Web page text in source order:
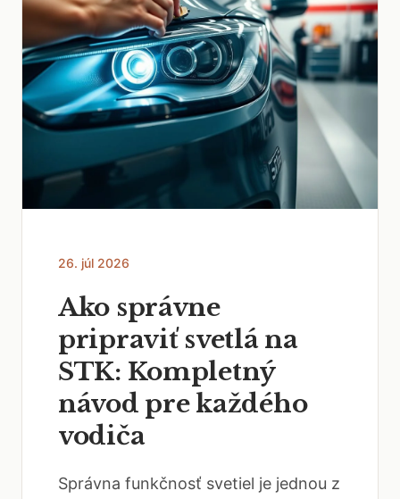
26. júl 2026
Ako správne
pripraviť svetlá na
STK: Kompletný
návod pre každého
vodiča
Správna funkčnosť svetiel je jednou z